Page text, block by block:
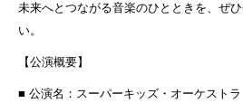
未来へとつながる音楽のひとときを、ぜ
い。
【公演概要】
■ 公演名：スーパーキッズ・オーケスト